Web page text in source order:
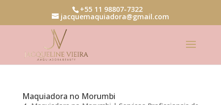
+55 11 98807-7322
jacquemaquiadora@gmail.com
Maquiadora no Morumbi